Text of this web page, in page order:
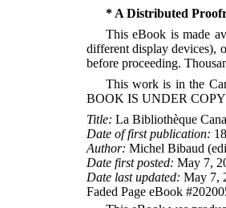
* A Distributed
This eBook is made
different display devices),
before proceeding.
This work is in the
BOOK IS UNDER
Title: La Bibliothèque
Date of first publication:
Author: Michel Bibaud
Date first posted: May 7,
Date last updated: May 7,
Faded Page eBook